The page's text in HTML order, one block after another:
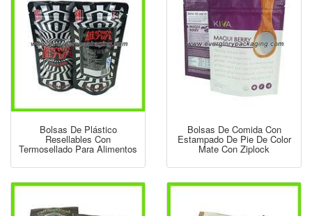
Bolsas De Plástico
Resellables Con
Termosellado Para Alimentos
Bolsas De Comida Con
Estampado De Pie De Color
Mate Con Ziplock